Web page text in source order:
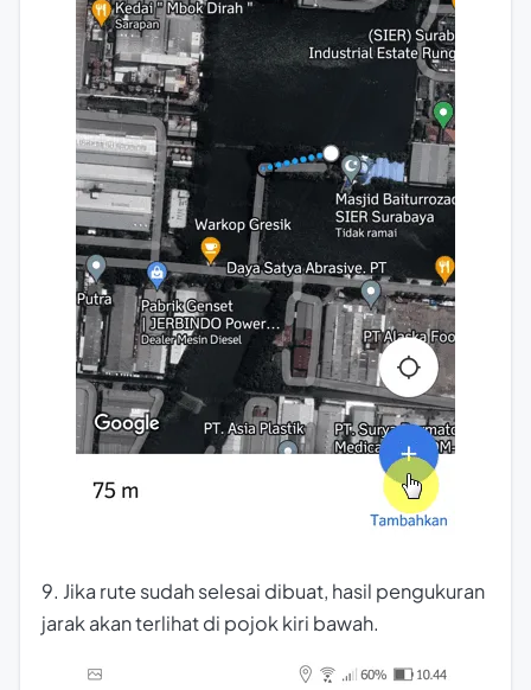
9. Jika rute sudah selesai dibuat, hasil pengukuran
jarak akan terlihat di pojok kiri bawah.